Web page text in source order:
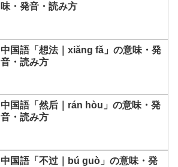
味・発音・読み方
中国語「想法｜xiǎng fǎ」の意味・発
音・読み方
中国語「然后｜rán hòu」の意味・発
音・読み方
中国語「不过｜bú guò」の意味・発